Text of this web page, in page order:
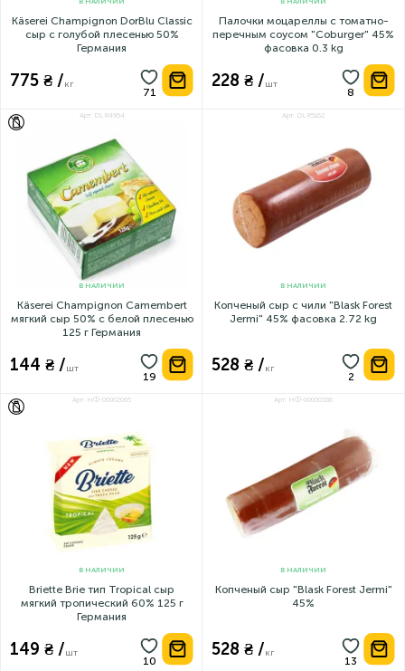
Käserei Champignon DorBlu Classic
сыр с голубой плесенью 50%
Германия
775 ₴ /кг
Палочки моцареллы с томатно-
перечным соусом "Coburger" 45%
фасовка 0.3 kg
228 ₴ /шт
БЕЗ ЛАКТОЗЫ
Арт: DLR4954
В НАЛИЧИИ
Käserei Champignon Camembert
мягкий сыр 50% с белой плесенью
125 г Германия
144 ₴ /шт
Арт: DLR5162
В НАЛИЧИИ
Копченый сыр с чили "Blask Forest
Jermi" 45% фасовка 2.72 kg
528 ₴ /кг
БЕЗ ЛАКТОЗЫ
Арт: НФ-00002065
В НАЛИЧИИ
Briette Brie тип Tropical сыр
мягкий тропический 60% 125 г
Германия
149 ₴ /шт
Арт: НФ-00000386
В НАЛИЧИИ
Копченый сыр "Blask Forest Jermi"
45%
528 ₴ /кг